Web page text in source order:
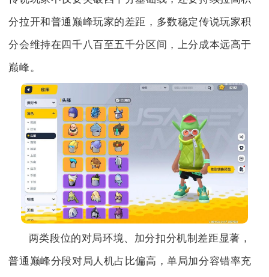
分拉开和普通巅峰玩家的差距，多数稳定传说玩家积
分会维持在四千八百至五千分区间，上分成本远高于
巅峰。
两类段位的对局环境、加分扣分机制差距显著，
普通巅峰分段对局人机占比偏高，单局加分容错率充